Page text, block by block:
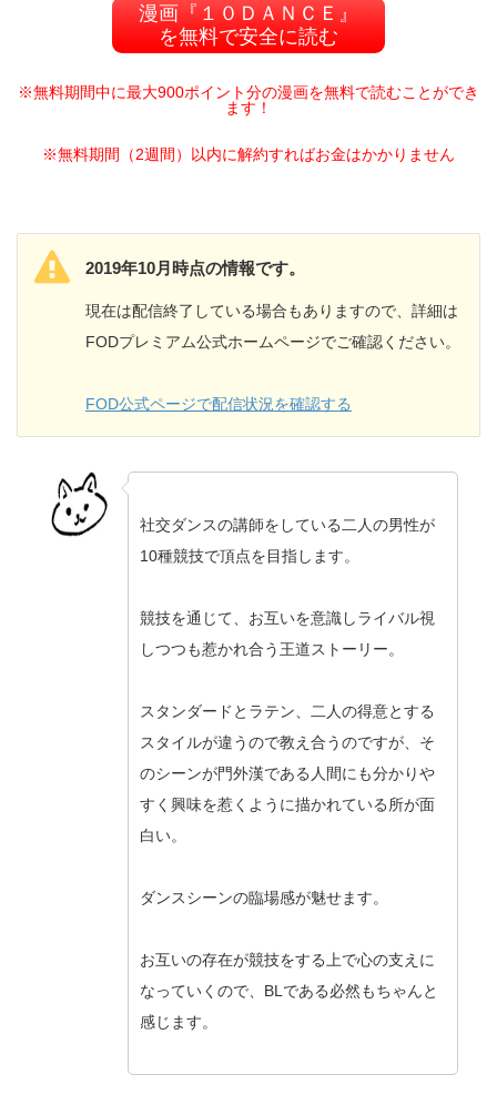
漫画『１０ＤＡＮＣＥ』
を無料で安全に読む
※無料期間中に最大900ポイント分の漫画を無料で読むことができ
ます！
※無料期間（2週間）以内に解約すればお金はかかりません
2019年10月時点の情報です。
現在は配信終了している場合もありますので、詳細は
FODプレミアム公式ホームページでご確認ください。
FOD公式ページで配信状況を確認する
社交ダンスの講師をしている二人の男性が
10種競技で頂点を目指します。
競技を通じて、お互いを意識しライバル視
しつつも惹かれ合う王道ストーリー。
スタンダードとラテン、二人の得意とする
スタイルが違うので教え合うのですが、そ
のシーンが門外漢である人間にも分かりや
すく興味を惹くように描かれている所が面
白い。
ダンスシーンの臨場感が魅せます。
お互いの存在が競技をする上で心の支えに
なっていくので、BLである必然もちゃんと
感じます。